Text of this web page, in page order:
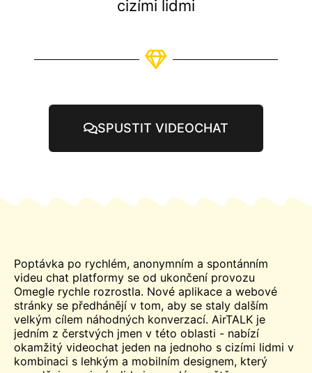
cizími lidmi
SPUSTIT VIDEOCHAT
Poptávka po rychlém, anonymním a spontánním
videu chat platformy se od ukončení provozu
Omegle rychle rozrostla. Nové aplikace a webové
stránky se předhánějí v tom, aby se staly dalším
velkým cílem náhodných konverzací. AirTALK je
jedním z čerstvých jmen v této oblasti - nabízí
okamžitý videochat jeden na jednoho s cizími lidmi v
kombinaci s lehkým a mobilním designem, který